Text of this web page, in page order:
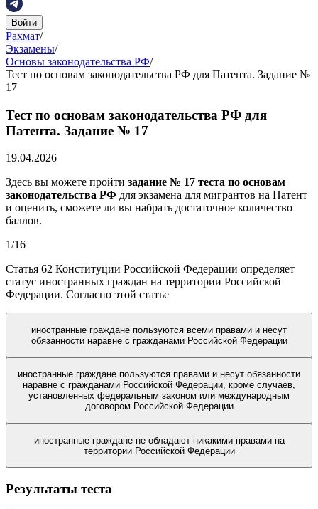
Войти
Рахмат/
Экзамены/
Основы законодательства РФ/
Тест по основам законодательства РФ для Патента. Задание №
17
Тест по основам законодательства РФ для
Патента. Задание № 17
19.04.2026
Здесь вы можете пройти задание № 17 теста по основам
законодательства РФ для экзамена для мигрантов на Патент
и оценить, сможете ли вы набрать достаточное количество
баллов.
1/16
Статья 62 Конституции Российской Федерации определяет
статус иностранных граждан на территории Российской
Федерации. Согласно этой статье
иностранные граждане пользуются всеми правами и несут
обязанности наравне с гражданами Российской Федерации
иностранные граждане пользуются правами и несут обязанности
наравне с гражданами Российской Федерации, кроме случаев,
установленных федеральным законом или международным
договором Российской Федерации
иностранные граждане не обладают никакими правами на
территории Российской Федерации
Результаты теста